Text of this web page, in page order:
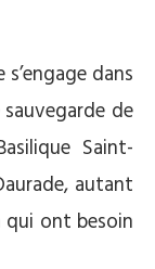
dans
de
Saint-
autant
ont besoin